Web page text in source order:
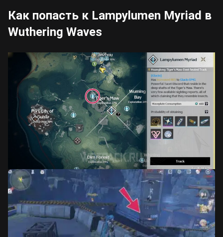
Как попасть к Lampylumen Myriad в
Wuthering Waves